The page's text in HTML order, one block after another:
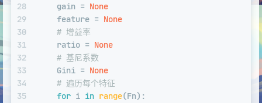
28
29
30
31
32
33
34
35
    gain =
None
    feature =
None
# 增益率
    ratio =
None
# 基尼系数
    Gini =
None
# 遍历每个特征
for i in range(Fn):